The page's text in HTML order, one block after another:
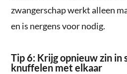
zwangerschap werkt alleen
en is nergens voor nodig.
Tip 6: Krijg opnieuw zin in
knuffelen met elkaar